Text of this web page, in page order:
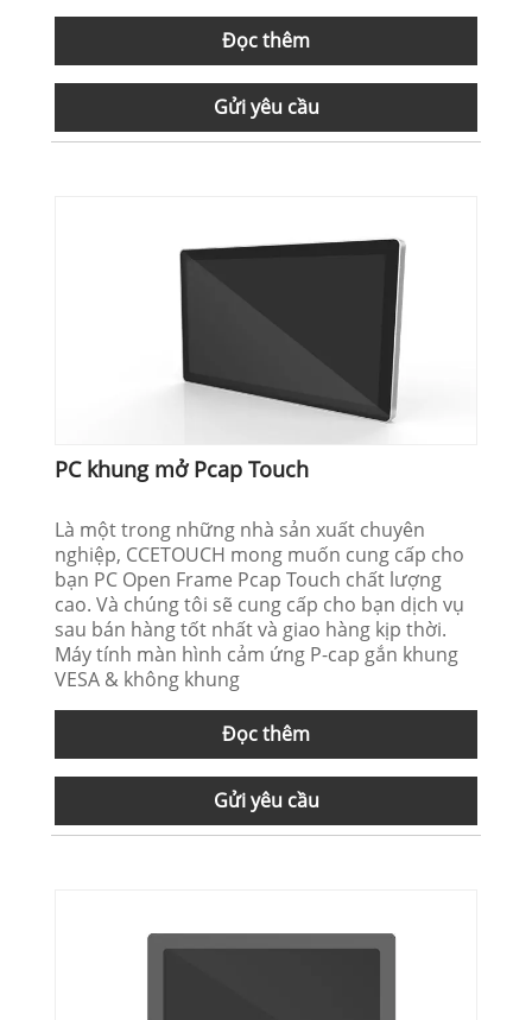
Đọc thêm
Gửi yêu cầu
PC khung mở Pcap Touch
Là một trong những nhà sản xuất chuyên
nghiệp, CCETOUCH mong muốn cung cấp cho
bạn PC Open Frame Pcap Touch chất lượng
cao. Và chúng tôi sẽ cung cấp cho bạn dịch vụ
sau bán hàng tốt nhất và giao hàng kịp thời.
Máy tính màn hình cảm ứng P-cap gắn khung
VESA & không khung
Đọc thêm
Gửi yêu cầu